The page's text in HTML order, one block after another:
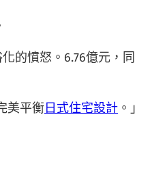
的憤怒。6.76億元，同
美平衡日式住宅設計 。」